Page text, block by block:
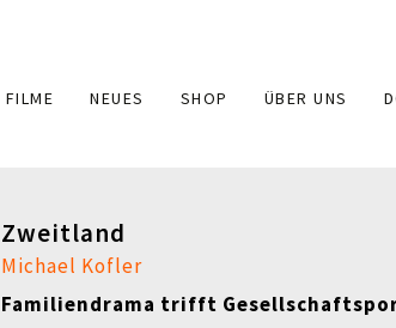
Main
FILME NEUES SHOP ÜBER UNS
Zweitland
Michael Kofler
Familiendrama trifft